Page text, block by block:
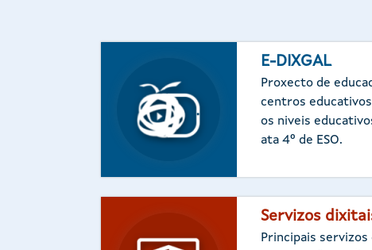
E-DIXGAL
Proxecto de
centros
os niveis
ata 4º de ESO.
Servizos
Principais